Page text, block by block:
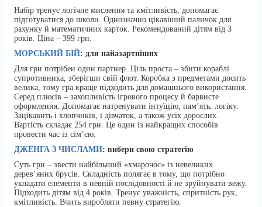
Набір тренує логічне мислення та кмітливість, допомагає
підготуватися до школи. Однозначно цікавіший паличок для
рахунку й математичних карток. Рекомендований дітям від 3
років. Ціна – 399 грн.
МОРСЬКИЙ БІЙ: для найазартніших
Для гри потрібен один партнер. Ціль проста – збити кораблі
супротивника, зберігши свій флот. Коробка з предметами досить
велика, тому гра краще підходить для домашнього використання.
Серед плюсів – захопливість ігрового процесу й барвисте
оформлення. Допомагає натренувати інтуїцію, пам’ять, логіку.
Зацікавить і хлопчиків, і дівчаток, а також усіх дорослих.
Вартість складає 254 грн. Це один із найкращих способів
провести час із сім’єю.
ДЖЕНГА З ЧИСЛАМИ: вибери свою стратегію
Суть гри – звести найбільший «хмарочос» із невеликих
дерев’яних брусів. Складність полягає в тому, що потрібно
укладати елементи в певній послідовності й не зруйнувати вежу.
Підходить дітям від 4 років. Тренує уважність, спритність рук,
кмітливість. Вчить виробляти певну стратегію.